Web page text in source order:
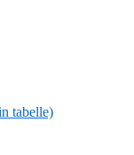
tabelle)